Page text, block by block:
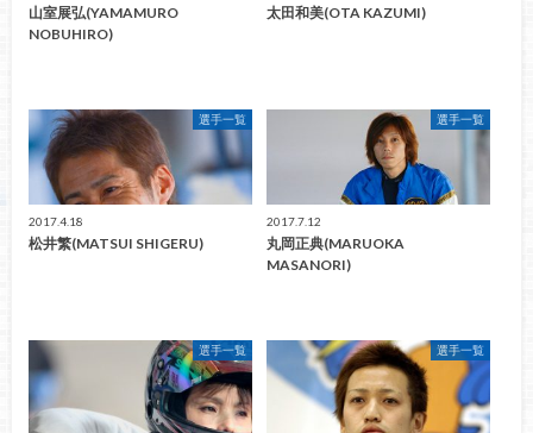
山室展弘(YAMAMURO
NOBUHIRO)
太田和美(OTA KAZUMI)
選手一覧
2017.4.18
松井繁(MATSUI SHIGERU)
選手一覧
2017.7.12
丸岡正典(MARUOKA
MASANORI)
選手一覧 選手一覧